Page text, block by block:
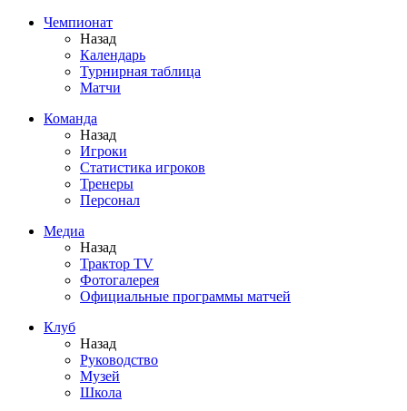
Чемпионат
Назад
Календарь
Турнирная таблица
Матчи
Команда
Назад
Игроки
Статистика игроков
Тренеры
Персонал
Медиа
Назад
Трактор TV
Фотогалерея
Официальные программы матчей
Клуб
Назад
Руководство
Музей
Школа